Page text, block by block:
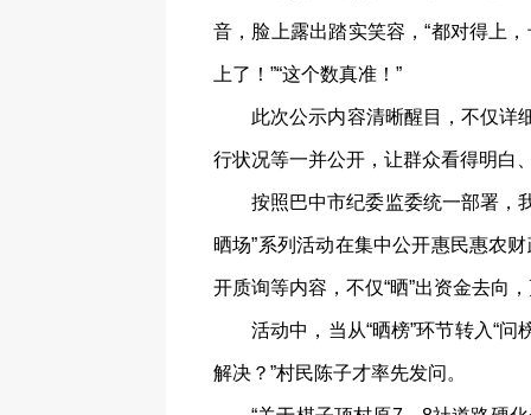
音，脸上露出踏实笑容，“都对得上
上了！”“这个数真准！”
此次公示内容清晰醒目，不仅详
行状况等一并公开，让群众看得明白
按照巴中市纪委监委统一部署，
晒场”系列活动在集中公开惠民惠农
开质询等内容，不仅“晒”出资金去向
活动中，当从“晒榜”环节转入“
解决？”村民陈子才率先发问。